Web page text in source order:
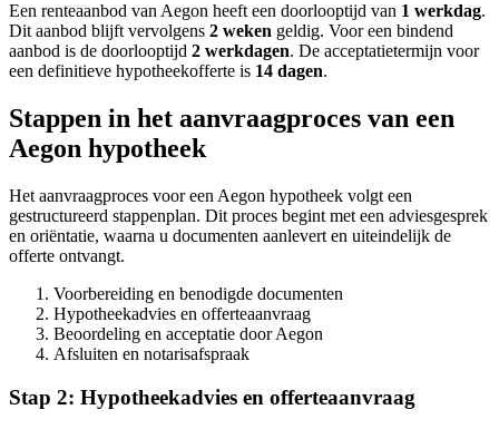
Een renteaanbod van Aegon heeft een doorlooptijd van 1 werkdag.
Dit aanbod blijft vervolgens 2 weken geldig. Voor een bindend
aanbod is de doorlooptijd 2 werkdagen. De acceptatietermijn voor
een definitieve hypotheekofferte is 14 dagen.
Stappen in het aanvraagproces van een
Aegon hypotheek
Het aanvraagproces voor een Aegon hypotheek volgt een
gestructureerd stappenplan. Dit proces begint met een adviesgesprek
en oriëntatie, waarna u documenten aanlevert en uiteindelijk de
offerte ontvangt.
Voorbereiding en benodigde documenten
Hypotheekadvies en offerteaanvraag
Beoordeling en acceptatie door Aegon
Afsluiten en notarisafspraak
Stap 2: Hypotheekadvies en offerteaanvraag